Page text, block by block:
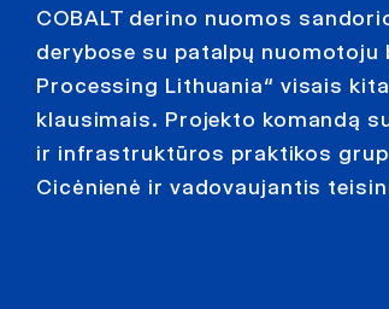
COBALT derino nuomos
derybose su patalpų nuomotoju
Processing Lithuania“ visais
klausimais. Projekto komandą
ir infrastruktūros praktikos
Cicėnienė ir vadovaujantis